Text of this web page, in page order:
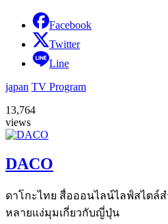
Facebook
Twitter
Line
japan TV Program
13,764
views
DACO
ดาโกะไทย สื่อออนไลน์ไลฟ์สไตล์
หลายแง่มุมเกี่ยวกับญี่ปุ่น